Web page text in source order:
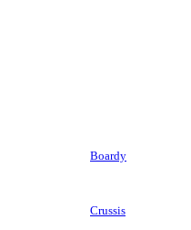
Boardy
Crussis